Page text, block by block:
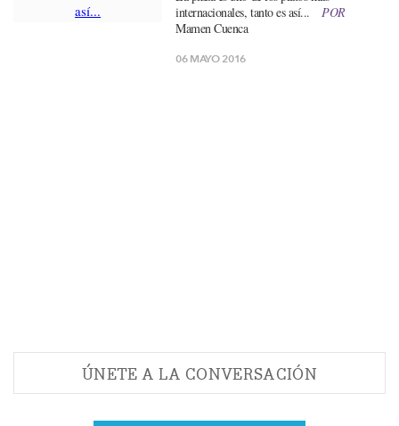
internacionales, tanto es así...
POR
Mamen Cuenca
06 MAYO 2016
ÚNETE A LA CONVERSACIÓN